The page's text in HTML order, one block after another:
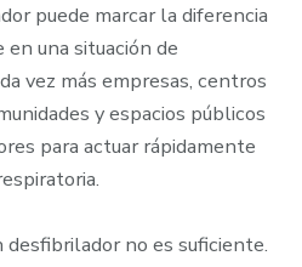
puede marcar la diferencia
una situación de
vez más empresas, centros
y espacios públicos
para actuar rápidamente
no es suficiente.